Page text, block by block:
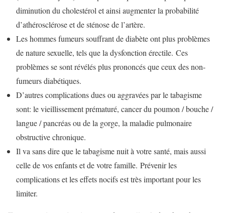
diminution du cholestérol et ainsi augmenter la probabilité
d’athérosclérose et de sténose de l’artère.
Les hommes fumeurs souffrant de diabète ont plus problèmes
de nature sexuelle, tels que la dysfonction érectile. Ces
problèmes se sont révélés plus prononcés que ceux des non-
fumeurs diabétiques.
D’autres complications dues ou aggravées par le tabagisme
sont: le vieillissement prématuré, cancer du poumon / bouche /
langue / pancréas ou de la gorge, la maladie pulmonaire
obstructive chronique.
Il va sans dire que le tabagisme nuit à votre santé, mais aussi
celle de vos enfants et de votre famille. Prévenir les
complications et les effets nocifs est très important pour les
limiter.